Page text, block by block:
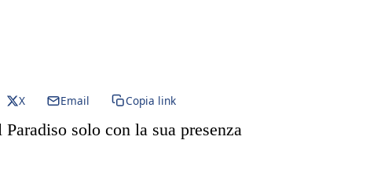
X Email Copia link
solo con la sua presenza